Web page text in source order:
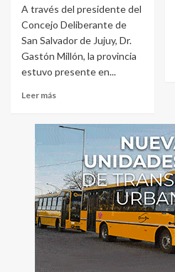
A través del presidente del
Concejo Deliberante de
San Salvador de Jujuy, Dr.
Gastón Millón, la provincia
estuvo presente en...
Leer más